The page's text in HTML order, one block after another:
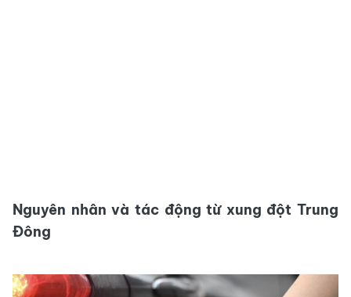
Nguyên nhân và tác động từ xung đột Trung
Đông